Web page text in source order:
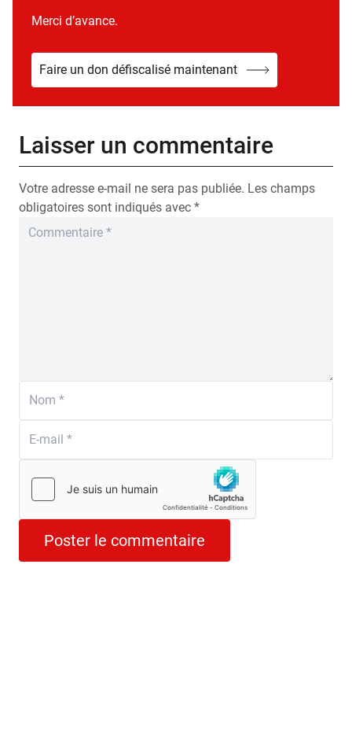
Merci d’avance.
Faire un don défiscalisé maintenant
Laisser un commentaire
Votre adresse e-mail ne sera pas publiée. Les champs
obligatoires sont indiqués avec *